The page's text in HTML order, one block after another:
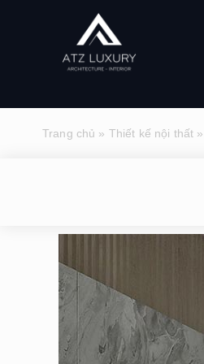
Trang chủ » Thiết kế nội thất »